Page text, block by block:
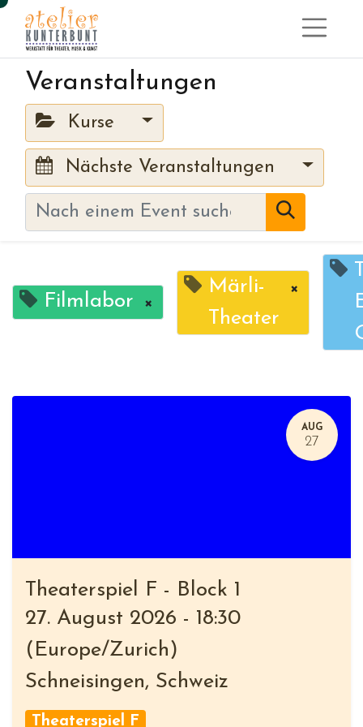
Veranstaltungen
Kurse
Nächste Veranstaltungen
Filmlabor ×
Märli-
Theater
×
AUG
27
Theaterspiel F - Block 1
27. August 2026 - 18:30
( Europe/Zurich )
Schneisingen, Schweiz
Theaterspiel F